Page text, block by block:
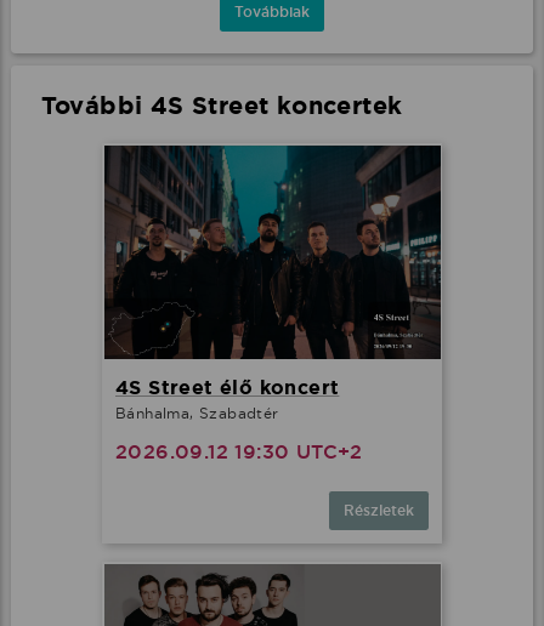
Továbbiak
További 4S Street koncertek
4S Street élő koncert
Bánhalma, Szabadtér
2026.09.12 19:30 UTC+2
Részletek